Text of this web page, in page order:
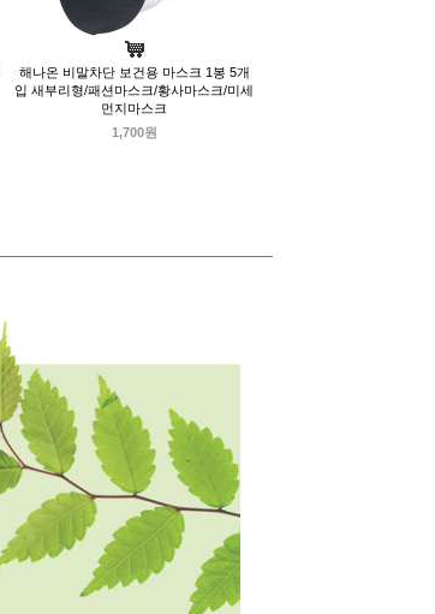
해나온 비말차단 보건용 마스크 1봉 5개
입 새부리형/패션마스크/황사마스크/미세
먼지마스크
1,700원